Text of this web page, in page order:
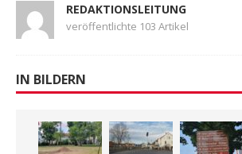
REDAKTIONSLEITUNG
veröffentlichte 103 Artikel
IN BILDERN